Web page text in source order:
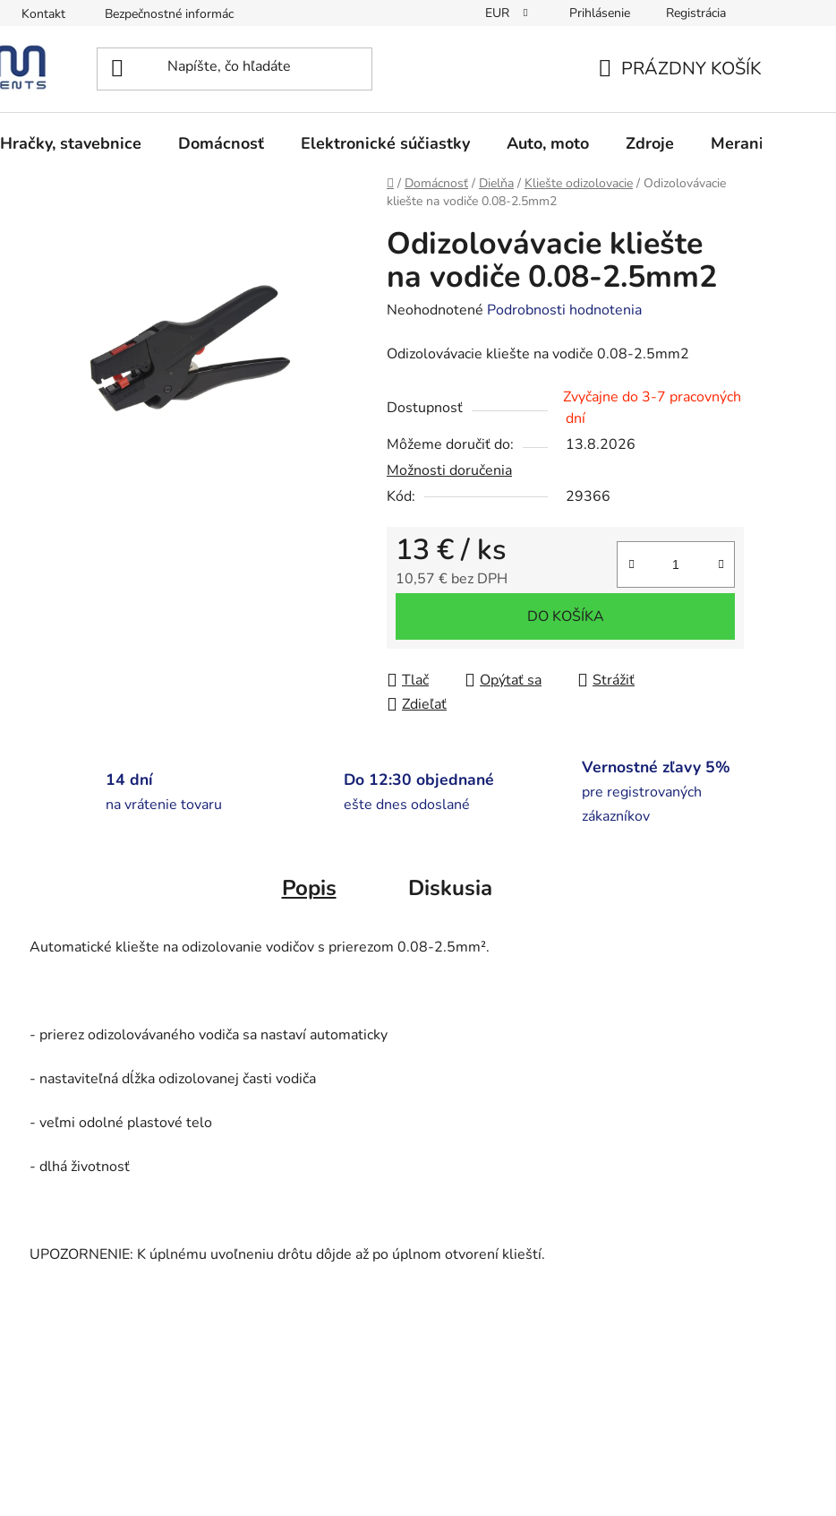
Kontakt Bezpečnostné informácie Obchodné podmienky Podmienky ochrany osobných údajov
EUR Prihlásenie Registrácia
KOŠÍK
PRÁZDNY KOŠÍK
Hračky, stavebnice Domácnosť Elektronické súčiastky Auto, moto Zdroje Meranie -
Domov
/ Domácnosť / Dielňa / Kliešte odizolovacie / Odizolovávacie
kliešte na vodiče 0.08-2.5mm2
Odizolovávacie kliešte
na vodiče 0.08-2.5mm2
Priemerné
produktu
0,0
5
hviezdičiek.
Neohodnotené Podrobnosti hodnotenia
Odizolovávacie kliešte na vodiče 0.08-2.5mm2
Dostupnosť
Zvyčajne do 3-7 pracovných
dní
Môžeme doručiť do:
13.8.2026
Možnosti doručenia
Kód:
29366
13 €/ ks
10,57 € bez DPH
DO KOŠÍKA
Tlač Opýtať sa
Strážiť
Zdieľať
14 dní
na vrátenie tovaru
Do 12:30 objednané
ešte dnes odoslané
Vernostné zľavy 5%
pre registrovaných
zákazníkov
Popis Diskusia
Automatické kliešte na odizolovanie vodičov s prierezom 0.08-2.5mm².
- prierez odizolovávaného vodiča sa nastaví automaticky
- nastaviteľná dĺžka odizolovanej časti vodiča
- veľmi odolné plastové telo
- dlhá životnosť
UPOZORNENIE: K úplnému uvoľneniu drôtu dôjde až po úplnom otvorení klieští.